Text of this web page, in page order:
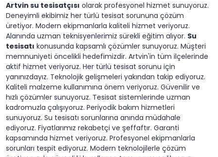
Artvin su tesisatçısı olarak profesyonel hizmet sunuyoruz.
Deneyimli ekibimiz her türlü tesisat sorununa çözüm
üretiyor. Modern ekipmanlarla kaliteli hizmet veriyoruz.
Alanında uzman teknisyenlerimiz sürekli eğitim alıyor. Su
tesisatı konusunda kapsamlı çözümler sunuyoruz. Müşteri
memnuniyeti öncelikli hedefimizdir. Artvin'in tüm ilçelerinde
aktif hizmet veriyoruz. Her türlü tesisat sorunu için
yanınızdayız. Teknolojik gelişmeleri yakından takip ediyoruz.
Kaliteli malzeme kullanımına önem veriyoruz. Güvenilir ve
hızlı çözümler sunuyoruz. Tesisat sistemlerinde uzman
kadromuzla çalışıyoruz. Periyodik bakım hizmetleri
sunuyoruz. Su tesisatı sorunlarına anında müdahale
ediyoruz. Fiyatlarımız rekabetçi ve şeffaftır. Garanti
kapsamında hizmet veriyoruz. Profesyonel ekipmanlarla
sorunları tespit ediyoruz. Modern teknolojilerle çözüm